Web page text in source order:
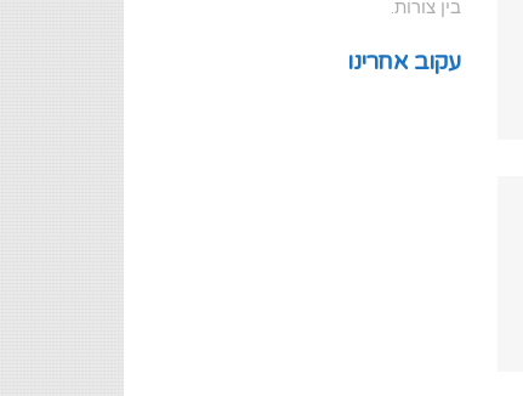
בין צורות.
עקוב אחרינו